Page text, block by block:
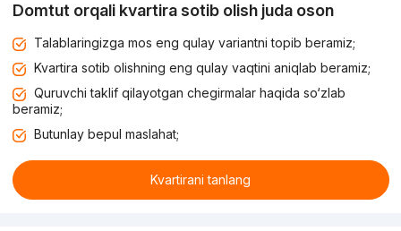
Domtut orqali kvartira sotib olish juda oson
Talablaringizga mos eng qulay variantni topib beramiz;
Kvartira sotib olishning eng qulay vaqtini aniqlab beramiz;
Quruvchi taklif qilayotgan chegirmalar haqida so‘zlab
beramiz;
Butunlay bepul maslahat;
Kvartirani tanlang